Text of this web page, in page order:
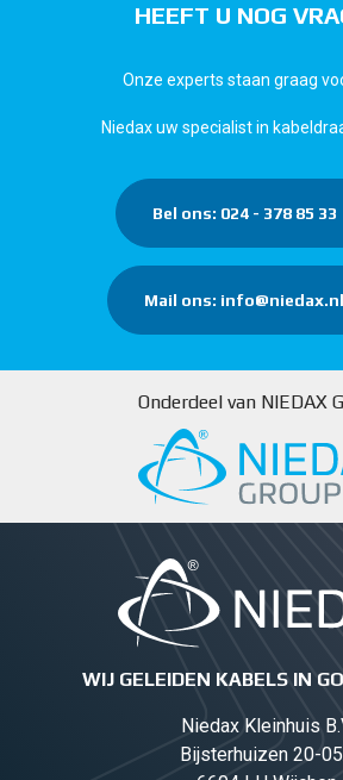
HEEFT U NOG
Onze experts staan graag
Niedax uw specialist in
Bel ons: 024 - 378 85 33
Mail ons: info@niedax.nl
Onderdeel van NIEDAX
WIJ GELEIDEN KABELS IN
Niedax Kleinhuis
Bijsterhuizen 20-